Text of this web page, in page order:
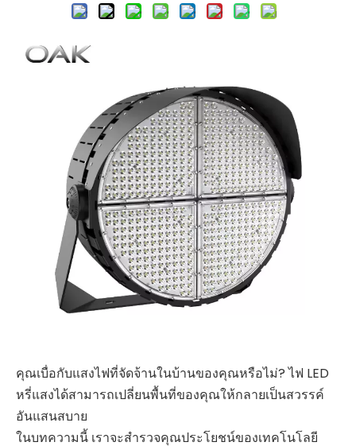
คุณเบื่อกับแสงไฟที่จัดจ้านในบ้านของคุณหรือไม่? ไฟ LED
หรี่แสงได้สามารถเปลี่ยนพื้นที่ของคุณให้กลายเป็นสวรรค์
อันแสนสบาย
ในบทความนี้ เราจะสำรวจคุณประโยชน์ของเทคโนโลยี